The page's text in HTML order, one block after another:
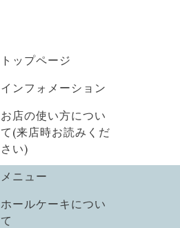
トップページ
インフォメーション
お店の使い方につい
て(来店時お読みくだ
さい)
メニュー
ホールケーキについ
て